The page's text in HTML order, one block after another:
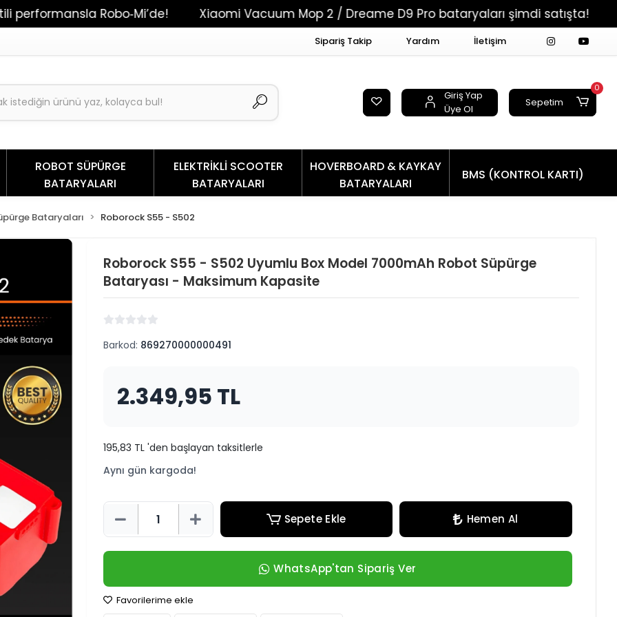
Robo‑Mi’de! Xiaomi Vacuum Mop 2 / Dreame D9 Pro bataryaları şimdi satışta! Tüm
Sipariş Takip Yardım İletişim
Giriş Yap
Üye Ol
Sepetim
0
ROBOT SÜPÜRGE
BATARYALARI
ELEKTRİKLİ SCOOTER
BATARYALARI
HOVERBOARD & KAYKAY
BATARYALARI
BMS (KONTROL KARTI)
Bataryaları Roborock S55 - S502
Roborock S55 - S502 Uyumlu Box Model 7000mAh Robot Süpürge
Bataryası - Maksimum Kapasite
Barkod: 869270000000491
2.349,95 TL
195,83 TL 'den başlayan taksitlerle
Aynı gün kargoda!
Sepete Ekle Hemen Al
WhatsApp'tan Sipariş Ver
Favorilerime ekle